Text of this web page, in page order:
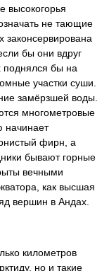
высокогорья
не тающие
бы они вдруг
поднялся бы на
участки суши.
замёрзшей воды.
многометровые
начинает
фирн, а
бывают горные
вечными
как высшая
вершин в Андах.
километров
но и такие